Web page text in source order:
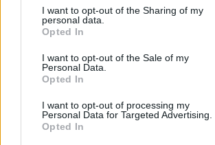
I want to opt-out of the Sharing of my
personal data.
Opted In
I want to opt-out of the Sale of my
Personal Data.
Opted In
I want to opt-out of processing my
Personal Data for Targeted Advertising.
Opted In
Smart Working per tutto il personale
sanitaria le tecnologie digitali sono diventate
dell’Industria 4.0 nella nuova normalità. Nei
tecnologie IoT permetteranno di migliorare il
nei luoghi di lavoro, localizzando e
utilizzando veicoli a guida autonoma nella
e simulazioni attraverso dati in real time